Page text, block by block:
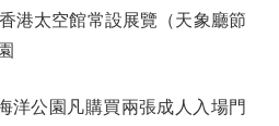
港太空館常設展覽（天象廳節
公園凡購買兩張成人入場門